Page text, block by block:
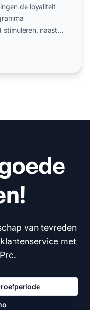
de loyaliteit
stimuleren, naast
van tevreden
met